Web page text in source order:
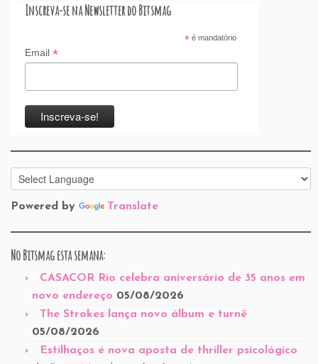
Inscreva-se na Newsletter do Bitsmag
*é mandatório
Email *
Powered by Translate
No Bitsmag esta semana:
CASACOR Rio celebra aniversário de 35 anos em
novo endereço 05/08/2026
The Strokes lança novo álbum e turnê
05/08/2026
Estilhaços é nova aposta de thriller psicológico